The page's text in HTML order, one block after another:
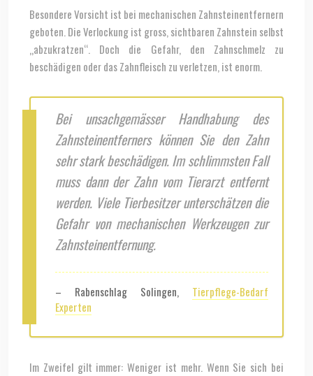
Besondere Vorsicht ist bei mechanischen Zahnsteinentfernern
geboten. Die Verlockung ist gross, sichtbaren Zahnstein selbst
„abzukratzen“. Doch die Gefahr, den Zahnschmelz zu
beschädigen oder das Zahnfleisch zu verletzen, ist enorm.
Bei unsachgemässer Handhabung des
Zahnsteinentferners können Sie den Zahn
sehr stark beschädigen. Im schlimmsten Fall
muss dann der Zahn vom Tierarzt entfernt
werden. Viele Tierbesitzer unterschätzen die
Gefahr von mechanischen Werkzeugen zur
Zahnsteinentfernung.
– Rabenschlag Solingen, Tierpflege-Bedarf
Experten
Im Zweifel gilt immer: Weniger ist mehr. Wenn Sie sich bei